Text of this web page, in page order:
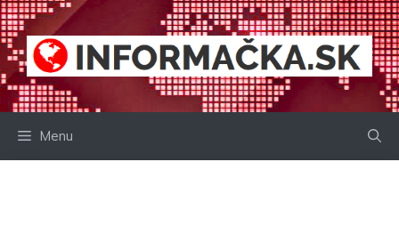
Preskočiť
na
obsah
Menu